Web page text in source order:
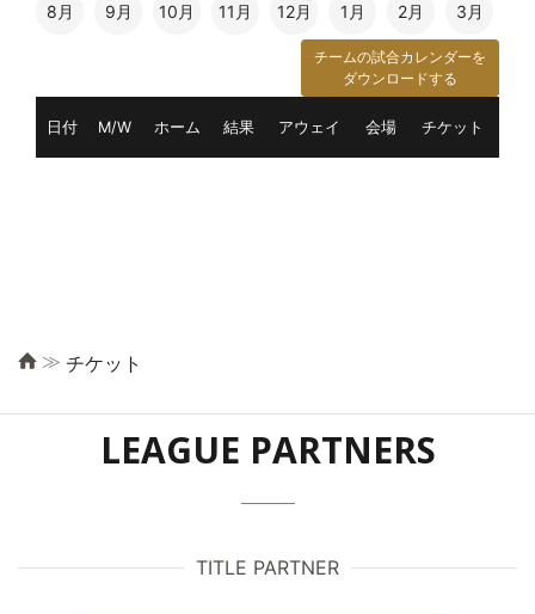
8月 9月 10月 11月 12月 1月 2月 3月
チームの試合カレンダーを
ダウンロードする
日付 M/W ホーム 結果 アウェイ 会場 チケット
≫ チケット
LEAGUE PARTNERS
TITLE PARTNER